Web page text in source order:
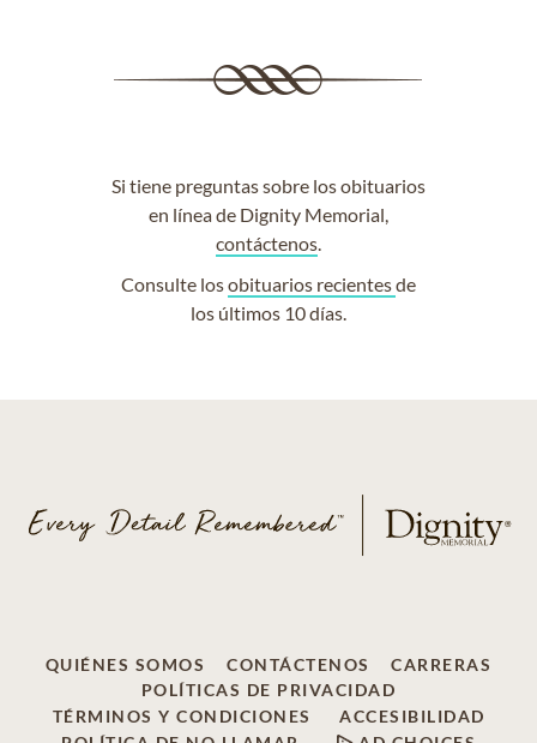
Si tiene preguntas sobre los obituarios
en línea de Dignity Memorial,
contáctenos.
Consulte losobituarios recientesde
los últimos 10 días.
QUIÉNES SOMOS CONTÁCTENOS
CARRERAS
POLÍTICAS DE PRIVACIDAD
TÉRMINOS Y CONDICIONES
ACCESIBILIDAD